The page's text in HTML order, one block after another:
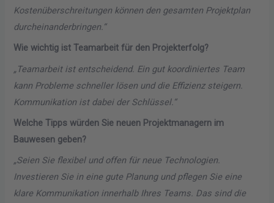
Kostenüberschreitungen können den gesamten Projektplan
durcheinanderbringen.“
Wie wichtig ist Teamarbeit für den Projekterfolg?
„Teamarbeit ist entscheidend. Ein gut koordiniertes Team
kann Probleme schneller lösen und die Effizienz steigern.
Kommunikation ist dabei der Schlüssel.“
Welche Tipps würden Sie neuen Projektmanagern im
Bauwesen geben?
„Seien Sie flexibel und offen für neue Technologien.
Investieren Sie in eine gute Planung und pflegen Sie eine
klare Kommunikation innerhalb Ihres Teams. Das sind die